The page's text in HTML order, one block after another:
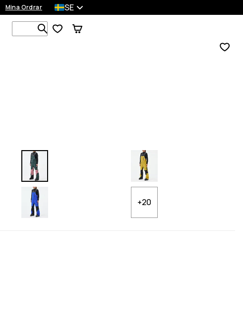
Mina Ordrar SE
Sök bland 1 000+ produkter
+20